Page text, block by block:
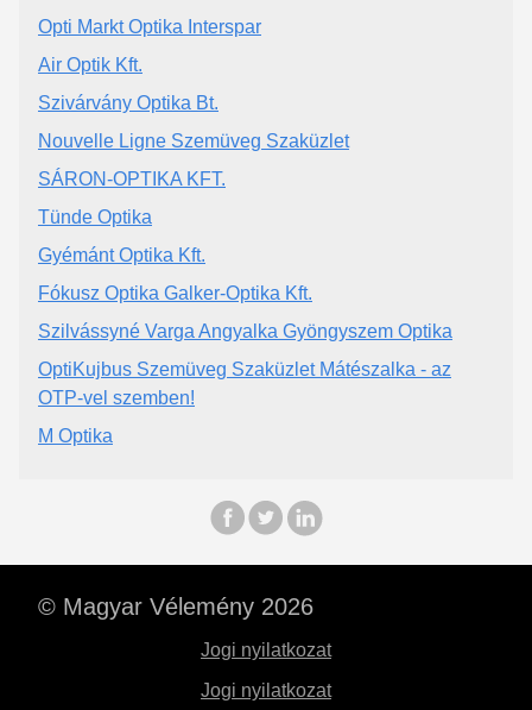
Opti Markt Optika Interspar
Air Optik Kft.
Szivárvány Optika Bt.
Nouvelle Ligne Szemüveg Szaküzlet
SÁRON-OPTIKA KFT.
Tünde Optika
Gyémánt Optika Kft.
Fókusz Optika Galker-Optika Kft.
Szilvássyné Varga Angyalka Gyöngyszem Optika
OptiKujbus Szemüveg Szaküzlet Mátészalka - az
OTP-vel szemben!
M Optika
© Magyar Vélemény 2026
Jogi nyilatkozat
Jogi nyilatkozat